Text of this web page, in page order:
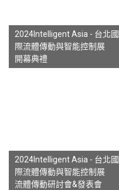
2024Intelligent Asia - 台北國
際流體傳動與智能控制展
開幕典禮
2024Intelligent Asia - 台北國
際流體傳動與智能控制展
流體傳動研討會&發表會